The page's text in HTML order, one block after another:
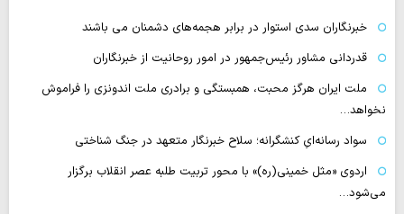
خبرنگاران سدی استوار در برابر هجمه‌های دشمنان می باشند
قدردانی مشاور رئیس‌جمهور در امور روحانیت از خبرنگاران
ملت ایران هرگز محبت، همبستگی و برادری ملت اندونزی را فراموش
نخواهد…
سواد رسانه‌ایِ کنشگرانه؛ سلاح خبرنگار متعهد در جنگ شناختی
اردوی «مثل خمینی(ره)» با محور تربیت طلبه عصر انقلاب برگزار
می‌شود…